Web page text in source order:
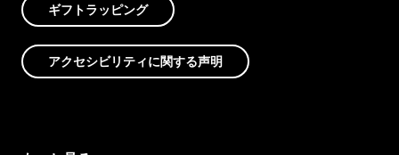
ギフトラッピング
アクセシビリティに関する声明